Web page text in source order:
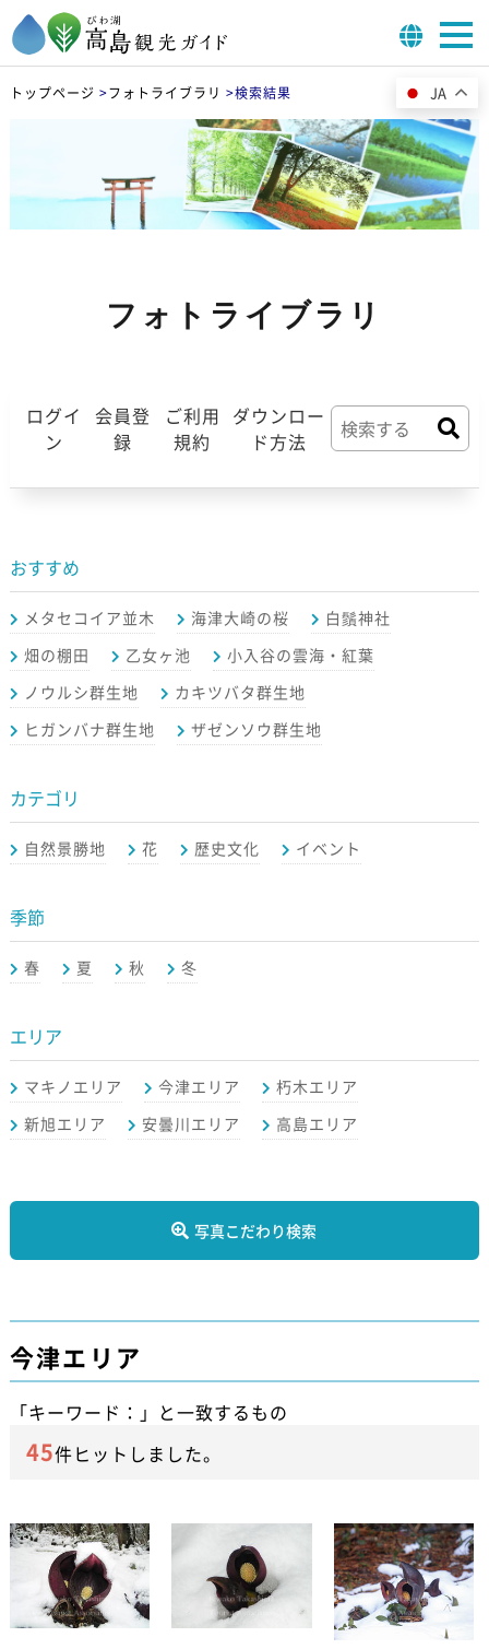
トップページ >フォトライブラリ >検索結果
フォトライブラリ
ログイ
ン
会員登
録
ご利用
規約
ダウンロー
ド方法
おすすめ
メタセコイア並木 海津大崎の桜
白鬚神社
畑の棚田
乙女ヶ池
小入谷の雲海・紅葉
ノウルシ群生地
カキツバタ群生地
ヒガンバナ群生地
ザゼンソウ群生地
カテゴリ
自然景勝地 花 歴史文化 イベント
季節
春 夏 秋 冬
エリア
マキノエリア 今津エリア
朽木エリア
新旭エリア
安曇川エリア 高島エリア
写真こだわり検索
今津エリア
「キーワード：」と一致するもの
45件ヒットしました。
JA